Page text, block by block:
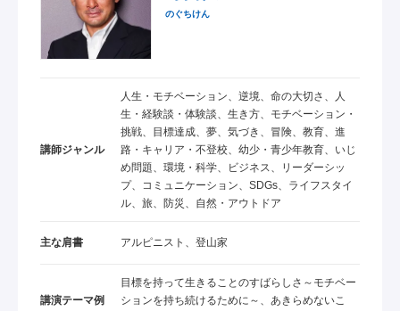
のぐちけん
講師ジャンル
人生・モチベーション、逆境、命の大切さ、人
生・経験談・体験談、生き方、モチベーション・
挑戦、目標達成、夢、気づき、冒険、教育、進
路・キャリア・不登校、幼少・青少年教育、いじ
め問題、環境・科学、ビジネス、リーダーシッ
プ、コミュニケーション、SDGs、ライフスタイ
ル、旅、防災、自然・アウトドア
主な肩書 アルピニスト、登山家
講演テーマ例
目標を持って生きることのすばらしさ～モチベー
ションを持ち続けるために～、あきらめないこ